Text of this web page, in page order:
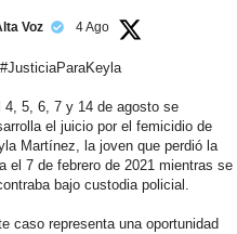
Voz 4 Ago
#JusticiaParaKeyla
4, 5, 6, 7 y 14 de agosto se
el juicio por el femicidio de
Martínez, la joven que perdió la
el 7 de febrero de 2021 mientras se
bajo custodia policial.
caso representa una oportunidad